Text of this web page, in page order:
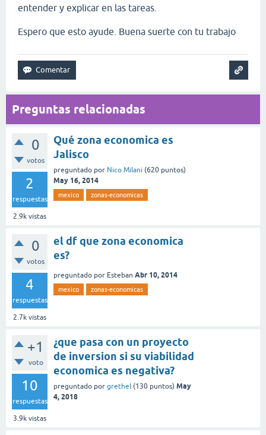
entender y explicar en las tareas.
Espero que esto ayude. Buena suerte con tu trabajo
Preguntas relacionadas
0
votos
2
respuestas
2.9k vistas
Qué zona economica es
Jalisco
preguntado por Nico Milani (620 puntos)
May 16, 2014
mexico zonas-economicas
0
votos
4
respuestas
2.7k vistas
el df que zona economica
es?
preguntado por Esteban Abr 10, 2014
mexico zonas-economicas
+1
voto
10
respuestas
3.9k vistas
¿que pasa con un proyecto
de inversion si su viabilidad
economica es negativa?
preguntado por grethel (130 puntos) May
4, 2018